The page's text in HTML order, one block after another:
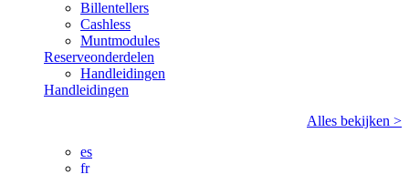
Billentellers
Cashless
Muntmodules
Reserveonderdelen
Handleidingen
Handleidingen
Alles bekijken >
es
fr